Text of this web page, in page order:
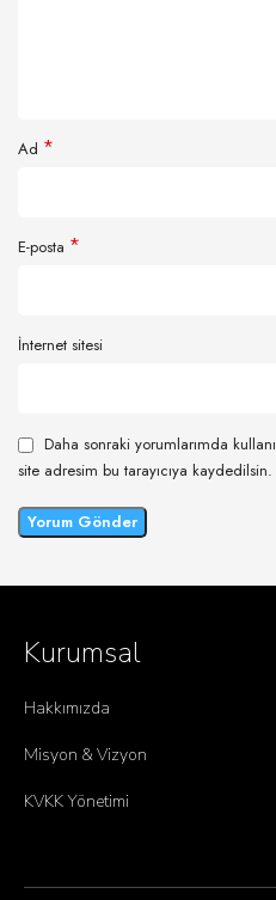
Ad *
E-posta *
İnternet sitesi
Daha sonraki yorumlarımda
site adresim bu tarayıcıya kaydedilsin.
Kurumsal
Hakkımızda
Misyon & Vizyon
KVKK Yönetimi